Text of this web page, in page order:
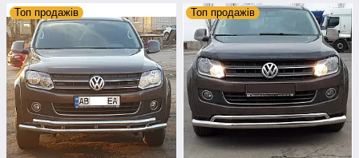
Топ продажів Топ продажів